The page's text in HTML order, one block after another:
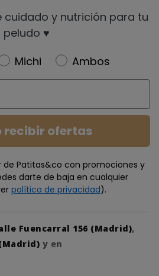
cuidado y nutrición para tu
peludo ♥️
Michi
Ambos
recibir ofertas
de Patitas&co con promociones y
darte de baja en cualquier
política de privacidad).
Fuencarral 156 (Madrid),
y en